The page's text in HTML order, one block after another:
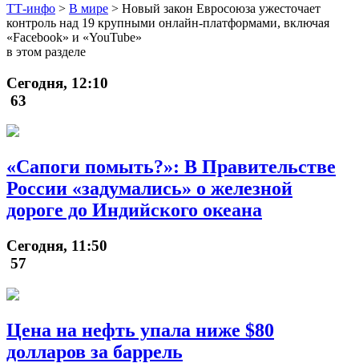
ТТ-инфо > В мире > Новый закон Евросоюза ужесточает
контроль над 19 крупными онлайн-платформами, включая
«Facebook» и «YouTube»
в этом разделе
Сегодня, 12:10
63
«Сапоги помыть?»: В Правительстве
России «задумались» о железной
дороге до Индийского океана
Сегодня, 11:50
57
Цена на нефть упала ниже $80
долларов за баррель